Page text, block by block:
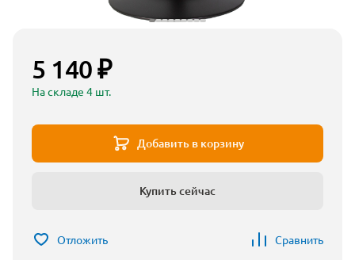
5 140 ₽
На складе 4 шт.
Добавить в корзину
Купить сейчас
Отложить Сравнить